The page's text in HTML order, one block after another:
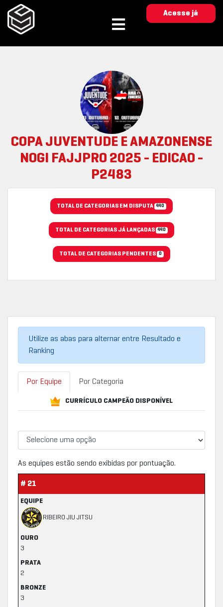
Acesse já
COPA JUVENTUDE E AMAZONENSE
NOGI FAJJPRO 2025 - EDICAO -
P2483
TOTAL DE CATEGORIAS EM DISPUTA 440
TOTAL DE CATEGORIAS JÁ LANÇADAS 440
TOTAL DE CATEGORIAS PENDENTES 0
Utilize as abas para alternar entre Resultado e
Ranking
Por Equipe Por Categoria
CURRÍCULO CAMPEÃO DISPONÍVEL
As equipes estão sendo exibidas por pontuação.
# 21
EQUIPE
RIBEIRO JIU JITSU
OURO
3
PRATA
2
BRONZE
3